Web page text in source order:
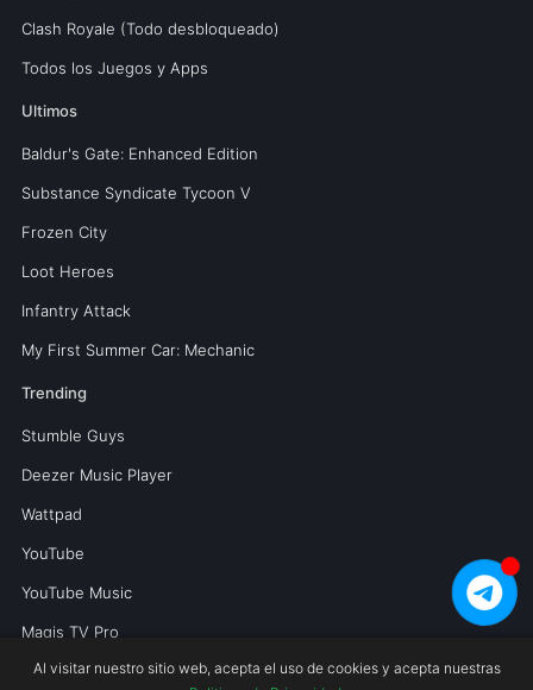
Clash Royale (Todo desbloqueado)
Todos los Juegos y Apps
Ultimos
Baldur's Gate: Enhanced Edition
Substance Syndicate Tycoon V
Frozen City
Loot Heroes
Infantry Attack
My First Summer Car: Mechanic
Trending
Stumble Guys
Deezer Music Player
Wattpad
YouTube
YouTube Music
Magis TV Pro
Al visitar nuestro sitio web, acepta el uso de cookies y acepta nuestras